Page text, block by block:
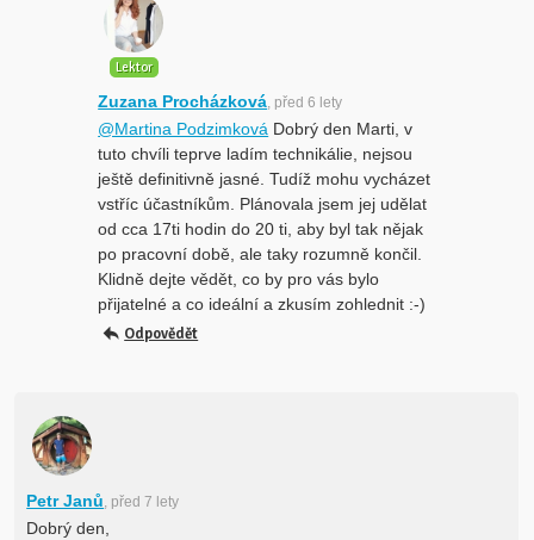
Lektor
Zuzana Procházková, před 6 lety
@Martina Podzimková Dobrý den Marti, v
tuto chvíli teprve ladím technikálie, nejsou
ještě definitivně jasné. Tudíž mohu vycházet
vstříc účastníkům. Plánovala jsem jej udělat
od cca 17ti hodin do 20 ti, aby byl tak nějak
po pracovní době, ale taky rozumně končil.
Klidně dejte vědět, co by pro vás bylo
přijatelné a co ideální a zkusím zohlednit :-)
Odpovědět
Petr Janů, před 7 lety
Dobrý den,